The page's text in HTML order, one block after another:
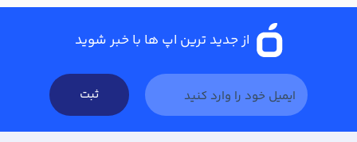
از جدید ترین اپ ها با خبر شوید
ثبت